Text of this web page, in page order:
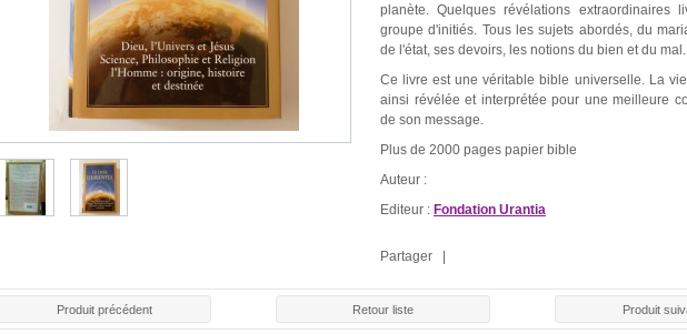
1,30 €
CHARBONS
1,50 €
planète. Quelques révélations extraordinaires
groupe d'initiés. Tous les sujets abordés, du
de l'état, ses devoirs, les notions du bien et du mal.
Ce livre est une véritable bible universelle. La
ainsi révélée et interprétée pour une meilleure
de son message.
Plus de 2000 pages papier bible
Auteur :
Editeur : Fondation Urantia
Partager |
Produit précédent Retour liste Produit